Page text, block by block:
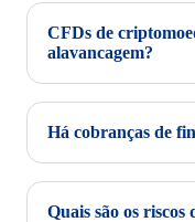
CFDs de
alavancagem?
Há cobranças de
Quais são os